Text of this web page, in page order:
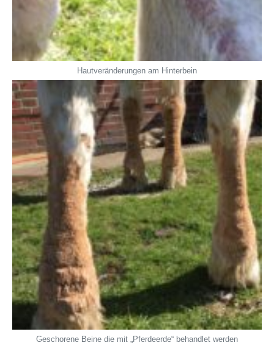
Hautveränderungen am Hinterbein
Geschorene Beine die mit „Pferdeerde“ behandlet werden